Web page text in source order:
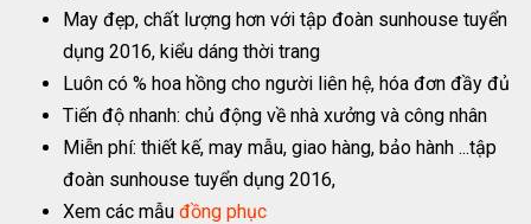
May đẹp, chất lượng hơn với tập đoàn sunhouse tuyển
dụng 2016, kiểu dáng thời trang
Luôn có % hoa hồng cho người liên hệ, hóa đơn đầy đủ
Tiến độ nhanh: chủ động về nhà xưởng và công nhân
Miễn phí: thiết kế, may mẫu, giao hàng, bảo hành ...tập
đoàn sunhouse tuyển dụng 2016,
Xem các mẫuđồng phục